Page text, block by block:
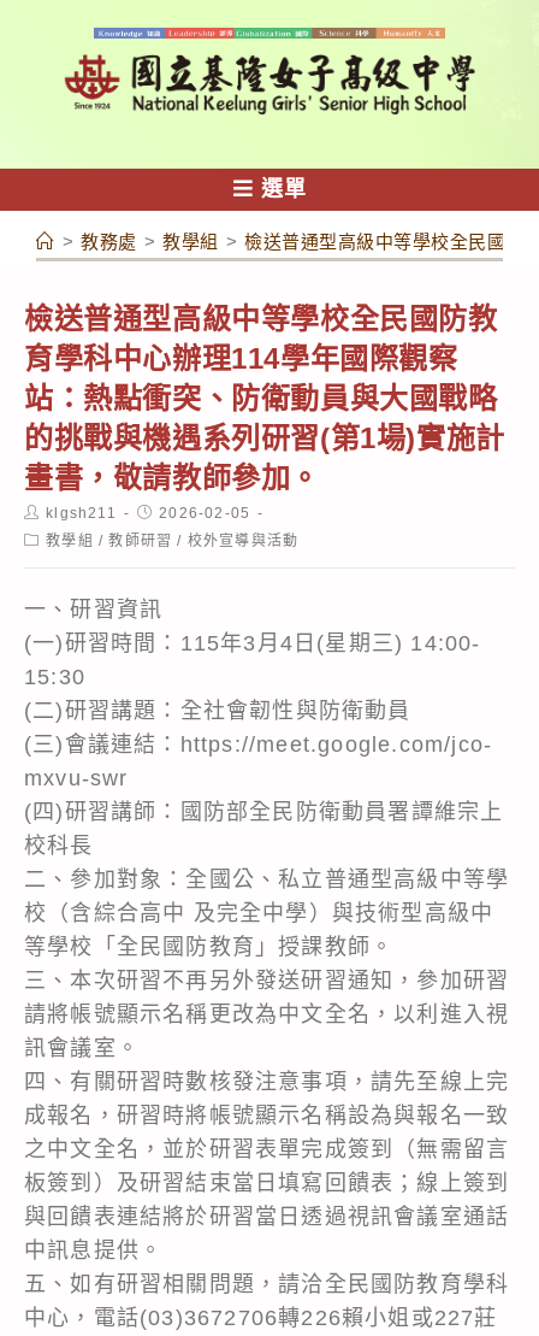
容
選單
> 教務處 > 教學組 > 檢送普通型高級中等學校全民國防
檢送普通型高級中等學校全民國防教
育學科中心辦理114學年國際觀察
站：熱點衝突、防衛動員與大國戰略
的挑戰與機遇系列研習(第1場)實施計
畫書，敬請教師參加。
Post
author:
klgsh211
Post
published:
2026-02-05
Post教學組 / 教師研習 / 校外宣導與活動
一、研習資訊
(一)研習時間：115年3月4日(星期三) 14:00-
15:30
(二)研習講題：全社會韌性與防衛動員
(三)會議連結：https://meet.google.com/jco-
mxvu-swr
(四)研習講師：國防部全民防衛動員署譚維宗上
校科長
二、參加對象：全國公、私立普通型高級中等學
校（含綜合高中 及完全中學）與技術型高級中
等學校「全民國防教育」授課教師。
三、本次研習不再另外發送研習通知，參加研習
請將帳號顯示名稱更改為中文全名，以利進入視
訊會議室。
四、有關研習時數核發注意事項，請先至線上完
成報名，研習時將帳號顯示名稱設為與報名一致
之中文全名，並於研習表單完成簽到（無需留言
板簽到）及研習結束當日填寫回饋表；線上簽到
與回饋表連結將於研習當日透過視訊會議室通話
中訊息提供。
五、如有研習相關問題，請洽全民國防教育學科
中心，電話(03)3672706轉226賴小姐或227莊